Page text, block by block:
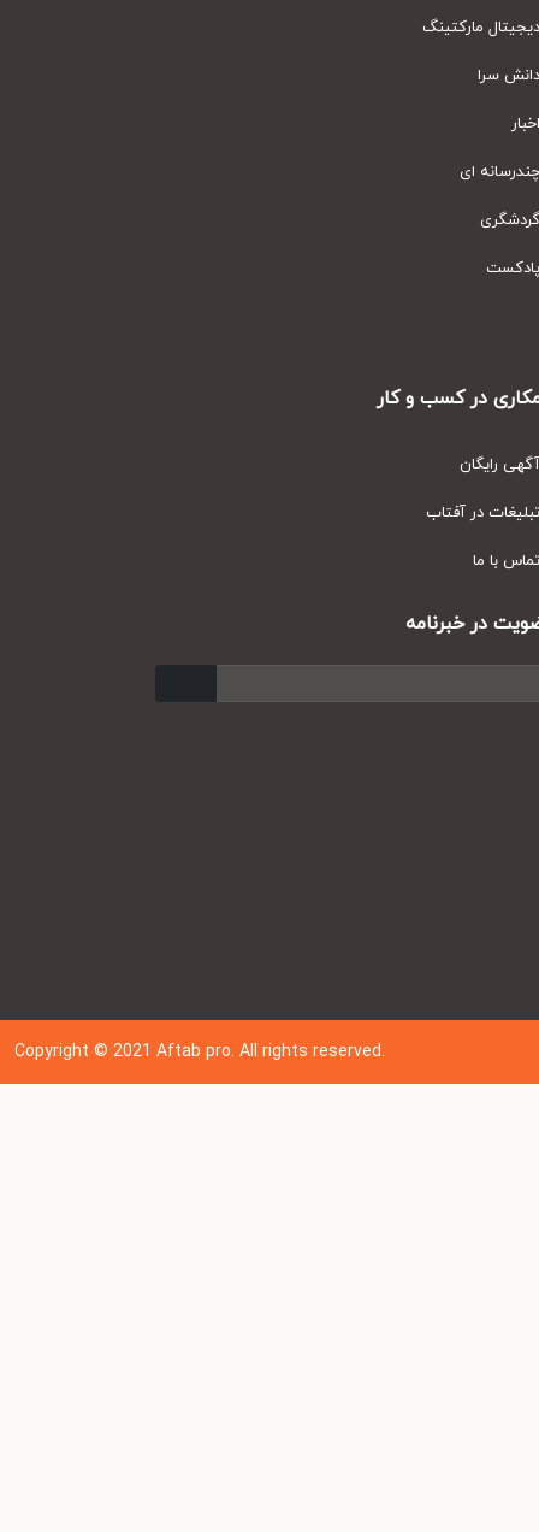
مارکتینگ
سرا
ای
در کسب و کار
رایگان
در آفتاب
با ما
در خبرنامه
Copyright © 202 1Aftab pro. All rights reserved.